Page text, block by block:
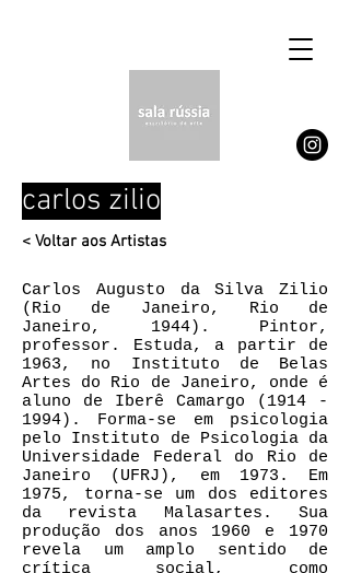
carlos zilio
< Voltar aos Artistas
Carlos Augusto da Silva Zilio
(Rio de Janeiro, Rio de
Janeiro, 1944). Pintor,
professor. Estuda, a partir de
1963, no Instituto de Belas
Artes do Rio de Janeiro, onde é
aluno de Iberê Camargo
(1914 -
1994) . Forma-se em psicologia
pelo Instituto de Psicologia da
Universidade Federal do Rio de
Janeiro (UFRJ), em 1973. Em
1975, torna-se um dos editores
da revista Malasartes. Sua
produção dos anos 1960 e 1970
revela um amplo sentido de
crítica social, como